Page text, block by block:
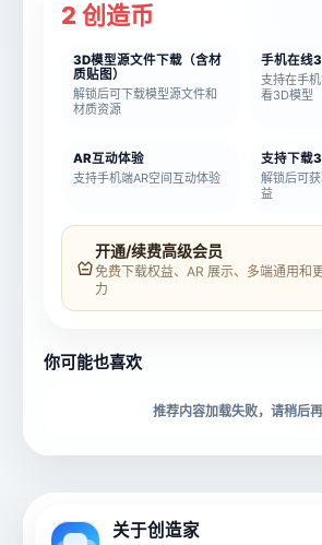
模型名称
材质贴图
2 创造币
3D模型源文件下载（含材
质贴图）
解锁后可下载模型源文件和
材质资源
手机在线
支持在手
看3D模型
AR互动体验
支持手机端AR空间互动体验
支持下载
解锁后可
益
开通/续费高级会员
免费下载权益、AR 展示、多端通用和
力
你可能也喜欢
推荐内容加载失败，请稍后
关于创造家